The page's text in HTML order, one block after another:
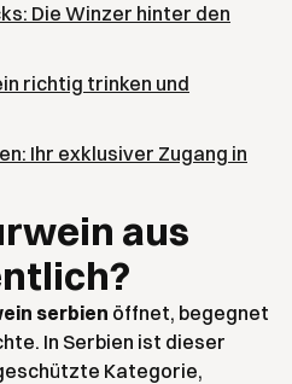
Die Winzer hinter den
richtig trinken und
Ihr exklusiver Zugang in
aus
serbien öffnet, begegnet
In Serbien ist dieser
Kategorie,